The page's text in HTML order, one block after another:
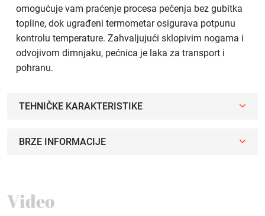
omogućuje vam praćenje procesa pečenja bez gubitka
topline, dok ugrađeni termometar osigurava potpunu
kontrolu temperature. Zahvaljujući sklopivim nogama i
odvojivom dimnjaku, pećnica je laka za transport i
pohranu.
TEHNIČKE KARAKTERISTIKE
BRZE INFORMACIJE
Video